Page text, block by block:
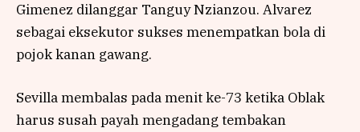
Gimenez dilanggar Tanguy Nzianzou. Alvarez
sebagai eksekutor sukses menempatkan bola di
pojok kanan gawang.
Sevilla membalas pada menit ke-73 ketika Oblak
harus susah payah mengadang tembakan